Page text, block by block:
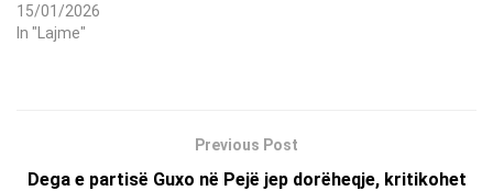
15/01/2026
In "Lajme"
Previous Post
Dega e partisë Guxo në Pejë jep dorëheqje, kritikohet